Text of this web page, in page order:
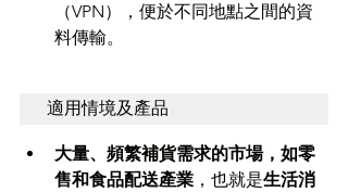
（VPN），便於不同地點之間的資
料傳輸。
適用情境及產品
大量、頻繁補貨需求的市場，如零
售和食品配送產業 ，也就是生活消